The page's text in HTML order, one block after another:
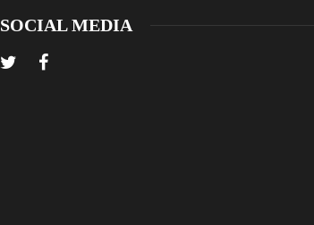
SOCIAL MEDIA